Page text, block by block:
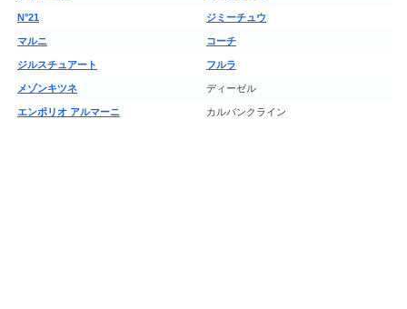
N°21 ジミーチュウ
マルニ コーチ
ジルスチュアート フルラ
メゾンキツネ ディーゼル
エンポリオ アルマーニ カルバンクライン